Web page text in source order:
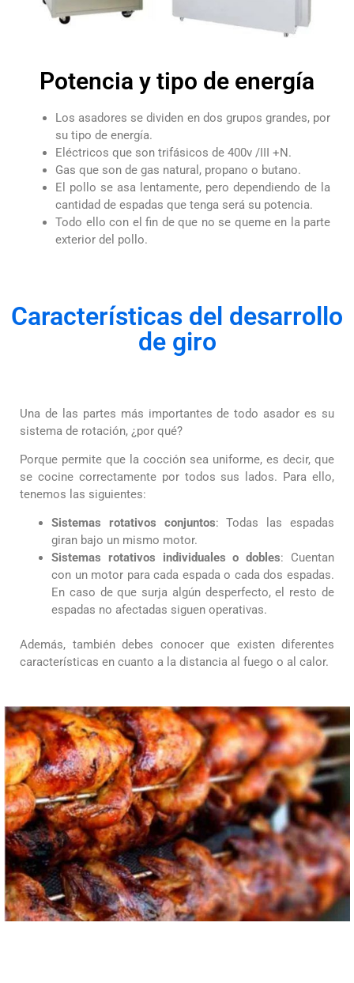
Potencia y tipo de energía
Los asadores se dividen en dos grupos grandes, por
su tipo de energía.
Eléctricos que son trifásicos de 400v /III +N.
Gas que son de gas natural, propano o butano.
El pollo se asa lentamente, pero dependiendo de la
cantidad de espadas que tenga será su potencia.
Todo ello con el fin de que no se queme en la parte
exterior del pollo.
Características del desarrollo
de giro
Una de las partes más importantes de todo asador es su
sistema de rotación, ¿por qué?
Porque permite que la cocción sea uniforme, es decir, que
se cocine correctamente por todos sus lados. Para ello,
tenemos las siguientes:
Sistemas rotativos conjuntos: Todas las espadas
giran bajo un mismo motor.
Sistemas rotativos individuales o dobles: Cuentan
con un motor para cada espada o cada dos espadas.
En caso de que surja algún desperfecto, el resto de
espadas no afectadas siguen operativas.
Además, también debes conocer que existen diferentes
características en cuanto a la distancia al fuego o al calor.